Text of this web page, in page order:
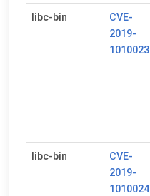
libc-bin
CVE-
2019-
1010023
libc-bin
CVE-
2019-
1010024